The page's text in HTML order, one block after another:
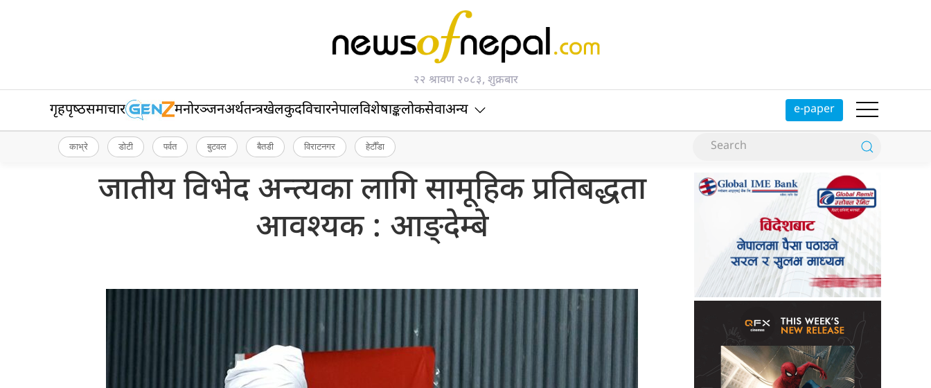
२२ श्रावण २०८३, शुक्रबार
गृहपृष्‍ठसमाचार मनोरञ्जनअर्थतन्त्रखेलकुदविचारनेपालविशेषाङ्कलोकसेवाअन्य e-paper
काभ्रे डोटी पर्वत बुटवल बैतडी विराटनगर हेटौँडा
जातीय विभेद अन्त्यका लागि सामूहिक प्रतिबद्धता
आवश्यक : आङ्देम्बे